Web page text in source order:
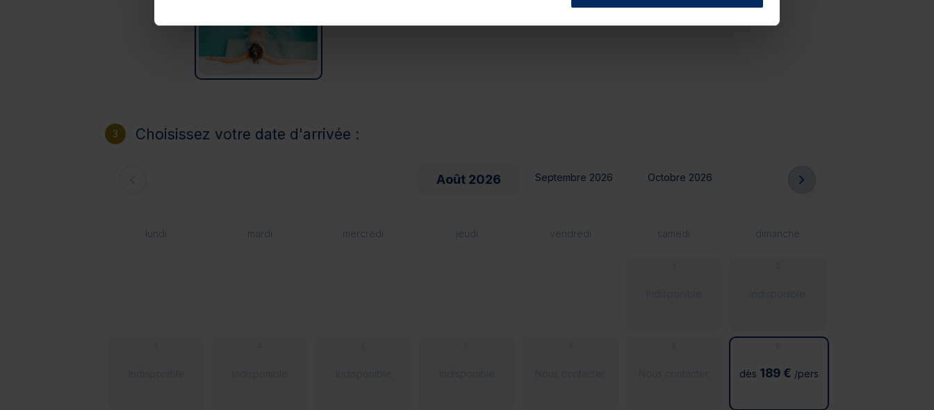
lundi mardi mercredi jeudi vendredi samedi dimanche
dès 189 € /pers
3 Choisissez votre date d'arrivée :
Août 2026 Septembre 2026 Octobre 2026